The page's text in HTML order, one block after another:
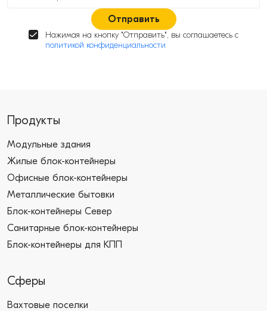
Отправить
Нажимая на кнопку "Отправить", вы соглашаетесь с
политикой конфиденциальности
Продукты
Модульные здания
Жилые блок-контейнеры
Офисные блок-контейнеры
Металлические бытовки
Блок-контейнеры Север
Санитарные блок-контейнеры
Блок-контейнеры для КПП
Сферы
Вахтовые поселки